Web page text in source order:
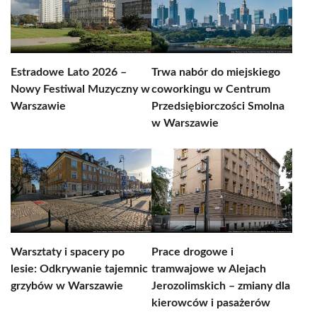
Estradowe Lato 2026 –
Nowy Festiwal Muzyczny w
Warszawie
Trwa nabór do miejskiego
coworkingu w Centrum
Przedsiębiorczości Smolna
w Warszawie
Warsztaty i spacery po
lesie: Odkrywanie tajemnic
grzybów w Warszawie
Prace drogowe i
tramwajowe w Alejach
Jerozolimskich – zmiany dla
kierowców i pasażerów